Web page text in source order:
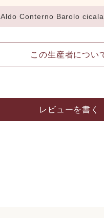
Conterno Barolo cicala
この生産者につい
レビューを書く